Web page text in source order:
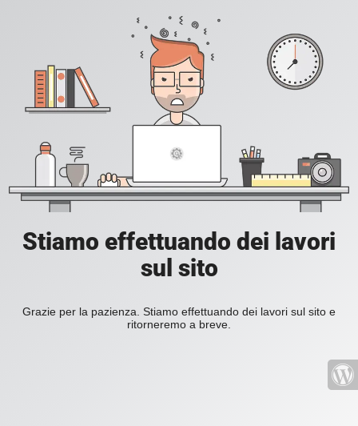
Stiamo effettuando dei lavori
sul sito
Grazie per la pazienza. Stiamo effettuando dei lavori sul sito e
ritorneremo a breve.